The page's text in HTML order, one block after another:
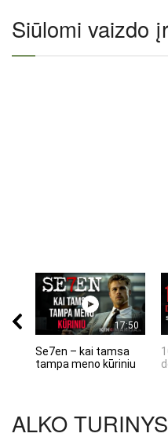
Siūlomi vaizdo
17:50
Se7en – kai tamsa
tampa meno kūriniu
ALKO TURINYS